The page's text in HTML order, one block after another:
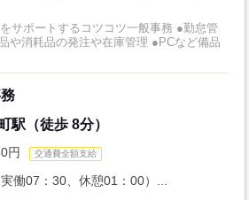
サポートするコツコツ一般事務 ●勤怠管
や消耗品の発注や在庫管理 ●PCなど備品
駅（徒歩 8分）
円 交通費全額支給
働07：30、休憩01：00）...